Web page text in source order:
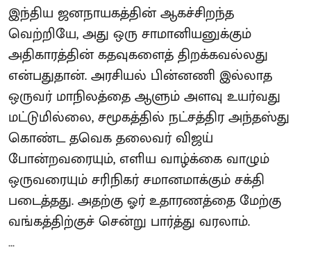
இந்திய ஜனநாயகத்தின் ஆகச்சிறந்த
வெற்றியே, அது ஒரு சாமானியனுக்கும்
அதிகாரத்தின் கதவுகளைத் திறக்கவல்லது
என்பதுதான். அரசியல் பின்னணி இல்லாத
ஒருவர் மாநிலத்தை ஆளும் அளவு உயர்வது
மட்டுமில்லை, சமூகத்தில் நட்சத்திர அந்தஸ்து
கொண்ட தவெக தலைவர் விஜய்
போன்றவரையும், எளிய வாழ்க்கை வாழும்
ஒருவரையும் சரிநிகர் சமானமாக்கும் சக்தி
படைத்தது. அதற்கு ஓர் உதாரணத்தை மேற்கு
வங்கத்திற்குச் சென்று பார்த்து வரலாம்.
...